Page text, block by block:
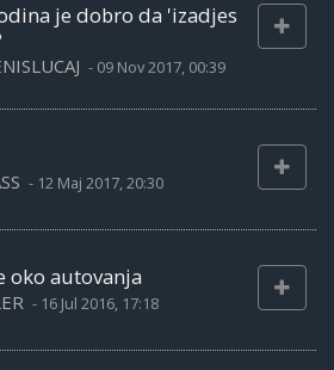
je dobro da 'izadjes
- 09 Nov 2017, 00:39
- 12 Maj 2017, 20:30
oko autovanja
- 16 Jul 2016, 17:18